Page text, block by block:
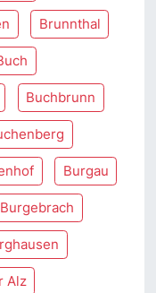
Brunnthal
Buchbrunn
Burgau
Burgebrach
Alz